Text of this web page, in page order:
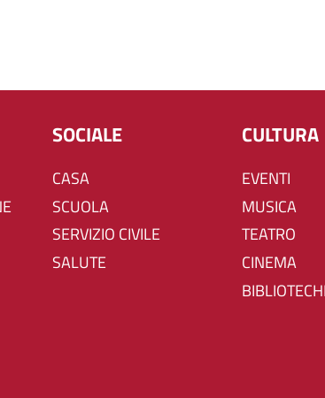
SOCIALE
CASA
SCUOLA
SERVIZIO CIVILE
SALUTE
CULTURA
EVENTI
MUSICA
TEATRO
CINEMA